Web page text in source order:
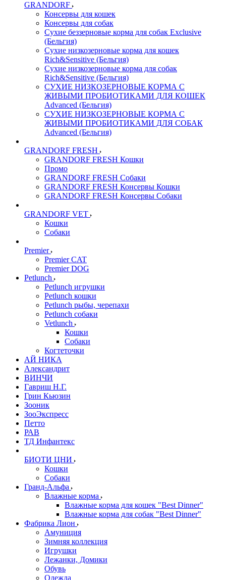
GRANDORF
Консервы для кошек
Консервы для собак
Сухие беззерновые корма для собак Exclusive
(Бельгия)
Сухие низкозерновые корма для кошек
Rich&Sensitive (Бельгия)
Сухие низкозерновые корма для собак
Rich&Sensitive (Бельгия)
СУХИЕ НИЗКОЗЕРНОВЫЕ КОРМА С
ЖИВЫМИ ПРОБИОТИКАМИ ДЛЯ КОШЕК
Advanced (Бельгия)
СУХИЕ НИЗКОЗЕРНОВЫЕ КОРМА С
ЖИВЫМИ ПРОБИОТИКАМИ ДЛЯ СОБАК
Advanced (Бельгия)
GRANDORF FRESH
GRANDORF FRESH Кошки
Промо
GRANDORF FRESH Собаки
GRANDORF FRESH Консервы Кошки
GRANDORF FRESH Консервы Собаки
GRANDORF VET
Кошки
Собаки
Premier
Premier CAT
Premier DOG
Petlunch
Petlunch игрушки
Petlunch кошки
Petlunch рыбы, черепахи
Petlunch собаки
Vetlunch
Кошки
Собаки
Когтеточки
АЙ НИКА
Александрит
ВИНЧИ
Гавриш Н.Г.
Грин Кьюзин
Зооник
ЗооЭкспресс
Петто
РАВ
ТД Инфантекс
БИОТИ ЦНИ
Кошки
Собаки
Гранд-Альфа
Влажные корма
Влажные корма для кошек "Best Dinner"
Влажные корма для собак "Best Dinner"
Фабрика Лион
Амуниция
Зимняя коллекция
Игрушки
Лежанки, Домики
Обувь
Одежда